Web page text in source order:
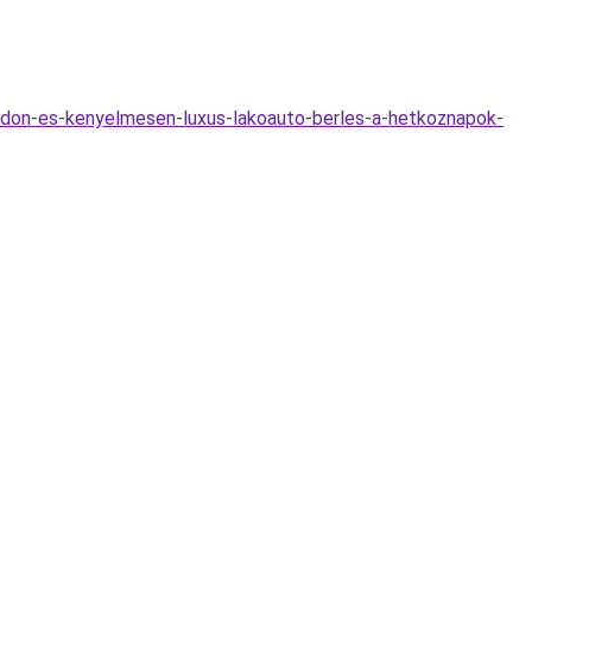
es-kenyelmesen-luxus-lakoauto-berles-a-hetkoznapok-